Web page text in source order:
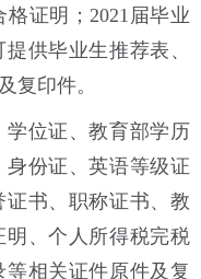
证明；2021届毕业
供毕业生推荐表、
复印件。
位证、教育部学历
份证、英语等级证
书、职称证书、教
、个人所得税完税
相关证件原件及复